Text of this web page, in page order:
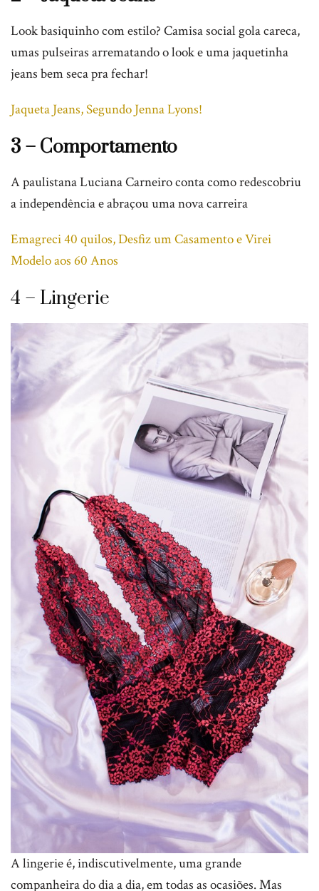
Look basiquinho com estilo? Camisa social gola careca,
umas pulseiras arrematando o look e uma jaquetinha
jeans bem seca pra fechar!
Jaqueta Jeans, Segundo Jenna Lyons!
3 – Comportamento
A paulistana Luciana Carneiro conta como redescobriu
a independência e abraçou uma nova carreira
Emagreci 40 quilos, Desfiz um Casamento e Virei
Modelo aos 60 Anos
4 – Lingerie
A lingerie é, indiscutivelmente, uma grande
companheira do dia a dia, em todas as ocasiões. Mas